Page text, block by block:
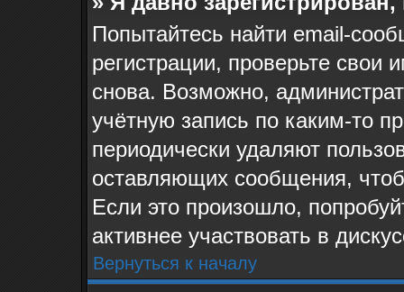
Попытайтесь найти email-
регистрации, проверьте свои
снова. Возможно,
учётную запись по каким-то
периодически удаляют
оставляющих сообщения,
Если это произошло,
активнее участвовать в
Вернуться к началу